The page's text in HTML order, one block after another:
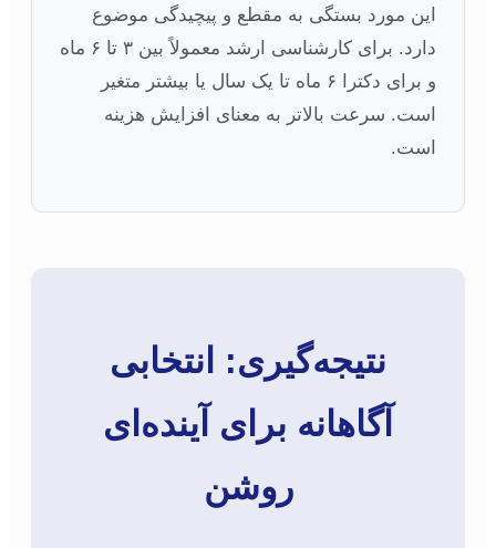
این مورد بستگی به مقطع و پیچیدگی موضوع
دارد. برای کارشناسی ارشد معمولاً بین ۳ تا ۶ ماه
و برای دکترا ۶ ماه تا یک سال یا بیشتر متغیر
است. سرعت بالاتر به معنای افزایش هزینه
است.
نتیجه‌گیری: انتخابی
آگاهانه برای آینده‌ای
روشن